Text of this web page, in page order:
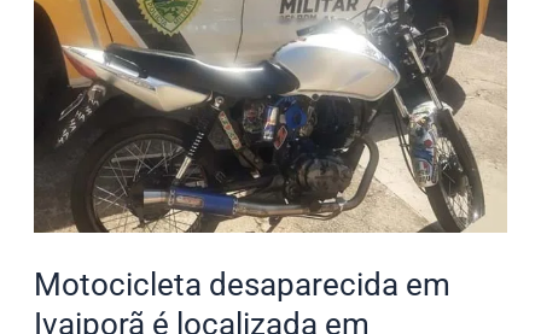
Motocicleta desaparecida em
Ivaiporã é localizada em
Ivaiporã
localizada
em
borracharia